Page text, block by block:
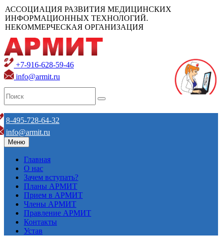
АССОЦИАЦИЯ РАЗВИТИЯ МЕДИЦИНСКИХ
ИНФОРМАЦИОННЫХ ТЕХНОЛОГИЙ.
НЕКОММЕРЧЕСКАЯ ОРГАНИЗАЦИЯ
+7-916-628-59-46
info@armit.ru
8-495-728-64-32
info@armit.ru
Меню
Главная
О нас
Зачем вступать?
Планы АРМИТ
Прием в АРМИТ
Члены АРМИТ
Правление АРМИТ
Контакты
Устав